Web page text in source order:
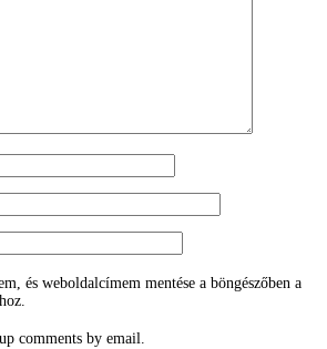
és weboldalcímem mentése a böngészőben a
comments by email.